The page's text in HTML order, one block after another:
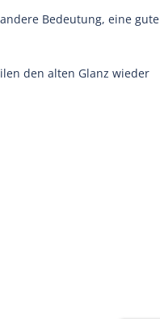
Bedeutung, eine gute
den alten Glanz wieder